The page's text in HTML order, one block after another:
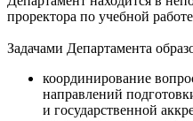
проректора по учебной
Задачами Департамента
координирование
направлений
и государственной